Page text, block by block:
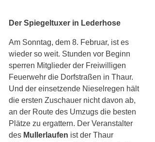
Der Spiegeltuxer in Lederhose
Am Sonntag, dem 8. Februar, ist es
wieder so weit. Stunden vor Beginn
sperren Mitglieder der Freiwilligen
Feuerwehr die Dorfstraßen in Thaur.
Und der einsetzende Nieselregen hält
die ersten Zuschauer nicht davon ab,
an der Route des Umzugs die besten
Plätze zu ergattern. Der Veranstalter
des Mullerlaufen ist der Thaur